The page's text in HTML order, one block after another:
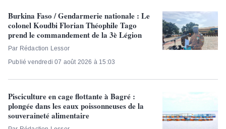
Burkina Faso / Gendarmerie nationale : Le
colonel Koudbi Florian Théophile Tago
prend le commandement de la 3è Légion
Par Rédaction Lessor
Publié vendredi 07 août 2026 à 15:03
Pisciculture en cage flottante à Bagré :
plongée dans les eaux poissonneuses de la
souveraineté alimentaire